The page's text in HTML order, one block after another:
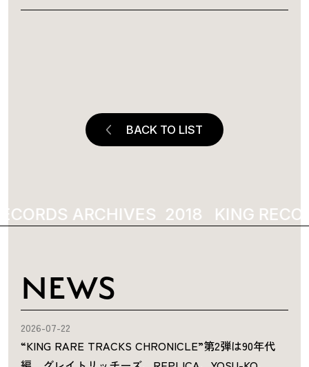
BACK TO LIST
ARCHIVES 2018 KING
NEWS
2026-07-22
“KING RARE TRACKS CHRONICLE”第2弾は90年代